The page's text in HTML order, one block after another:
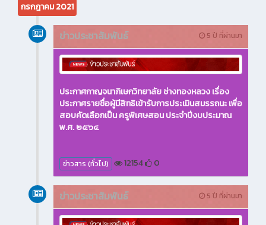
กรกฎาคม 2021
5 ปี ที่ผ่านมา
ข่าวประชาสัมพันธ์
ประกาศกาญจนาภิเษกวิทยาลัย ช่างทองหลวง เรื่อง
ประกาศรายชื่อผู้มีสิทธิเข้ารับการประเมินสมรรถนะ เพื่อ
สอบคัดเลือกเป็น ครูพิเศษสอน ประจำปีงบประมาณ
พ.ศ. ๒๕๖๔
ข่าวสาร (ทั่วไป) 12154 0
5 ปี ที่ผ่านมา
ข่าวประชาสัมพันธ์